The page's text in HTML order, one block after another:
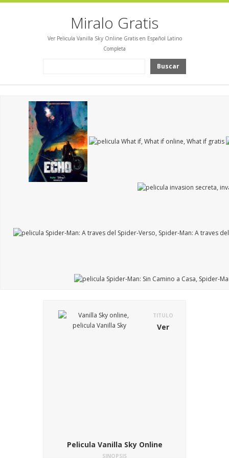
Miralo Gratis
Ver Pelicula Vanilla Sky Online Gratis en Español Latino
Completa
Buscar
TITULO
Ver
Pelicula Vanilla Sky Online
SINOPSIS